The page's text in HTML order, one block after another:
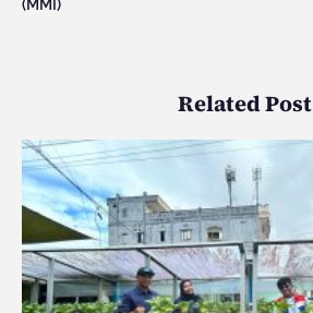
(MMI)
Related Post